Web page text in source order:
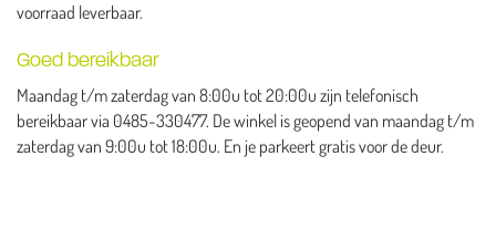
voorraad leverbaar.
Goed bereikbaar
Maandag t/m zaterdag van 8:00u tot 20:00u zijn telefonisch
bereikbaar via 0485-330477. De winkel is geopend van maandag t/m
zaterdag van 9:00u tot 18:00u. En je parkeert gratis voor de deur.